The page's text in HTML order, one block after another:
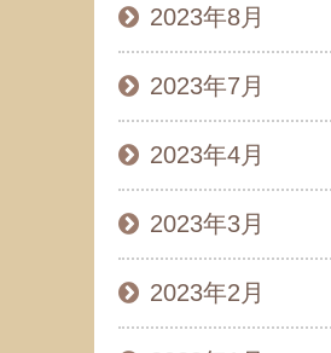
2023年8月
2023年7月
2023年4月
2023年3月
2023年2月